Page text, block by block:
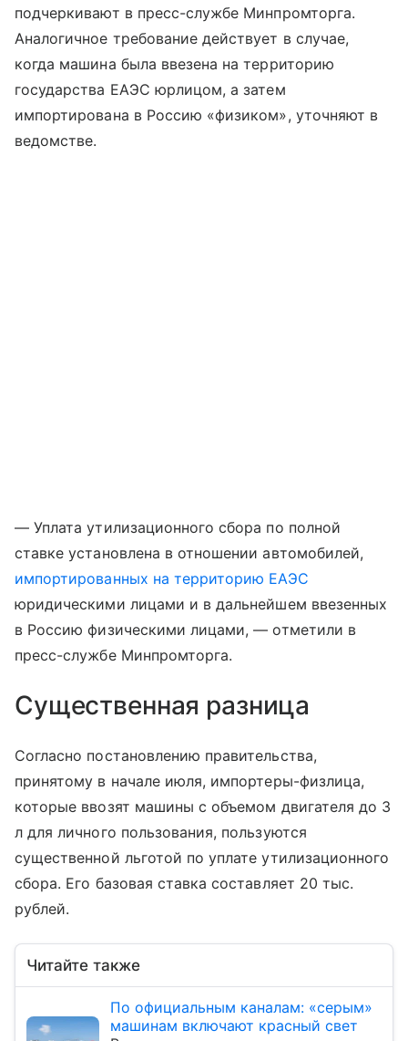
подчеркивают в пресс-службе Минпромторга.
Аналогичное требование действует в случае,
когда машина была ввезена на территорию
государства EAЭС юрлицом, а затем
импортирована в Россию «физиком», уточняют в
ведомстве.
— Уплата утилизационного сбора по полной
ставке установлена в отношении автомобилей,
импортированных на территорию ЕАЭС
юридическими лицами и в дальнейшем ввезенных
в Россию физическими лицами, — отметили в
пресс-службе Минпромторга.
Существенная разница
Согласно постановлению правительства,
принятому в начале июля, импортеры-физлица,
которые ввозят машины с объемом двигателя до 3
л для личного пользования, пользуются
существенной льготой по уплате утилизационного
сбора. Его базовая ставка составляет 20 тыс.
рублей.
Читайте также
По официальным каналам: «серым»
машинам включают красный свет